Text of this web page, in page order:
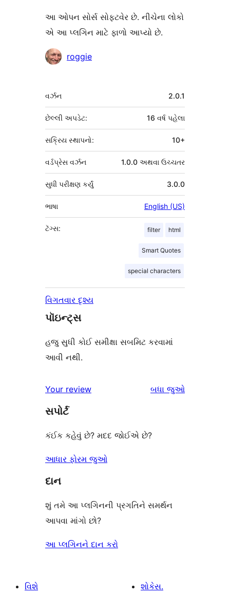
આ ઓપન સોર્સ સોફ્ટવેર છે. નીચેના લોકો
એ આ પ્લગિન માટે ફાળો આપ્યો છે.
ફાળો
roggie
મેટા
વર્ઝન 2.0.1
છેલ્લી અપડેટ: 16 વર્ષપહેલા
સક્રિય સ્થાપનો: 10+
વર્ડપ્રેસ વર્ઝન 1.0.0 અથવા ઉચ્ચતર
3.0.0
સુધી પરીક્ષણ કર્યું
ભાષા English (US)
ટૅગ્સ: filter html
Smart Quotes
special characters
વિગતવાર દૃશ્ય
પૉઇન્ટ્સ
હજુ સુધી કોઈ સમીક્ષા સબમિટ કરવામાં
આવી નથી.
Your review બધા સમીક્ષાઓ
જુઓ
સપોર્ટ
કંઈક કહેવું છે? મદદ જોઈએ છે?
આધાર ફોરમ જુઓ
દાન
શું તમે આ પ્લગિનની પ્રગતિને સમર્થન
આપવા માંગો છો?
આ પ્લગિનને દાન કરો
વિશે
શોકેસ.